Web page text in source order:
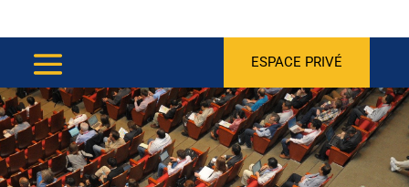
ESPACE PRIVÉ